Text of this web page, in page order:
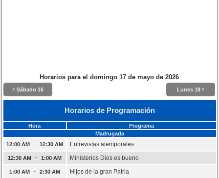
Horarios para eldomingo 17 de mayo de 2026
‹ Sábado 16 Lunes 18 ›
Horarios de Programación
Hora
Programa
Madrugada
12:00 AM
- 12:30 AM Entrevistas atemporales
12:30 AM - 1:00 AM Ministerios Dios es bueno
1:00 AM - 2:30 AM Hijos de la gran Patria